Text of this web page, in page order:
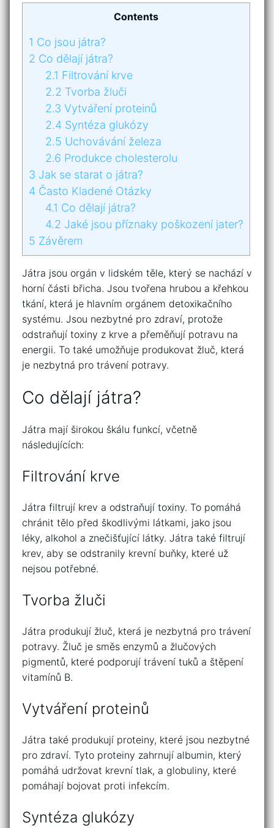
Contents
1 Co jsou játra?
2 Co dělají játra?
2.1 Filtrování krve
2.2 Tvorba žluči
2.3 Vytváření proteinů
2.4 Syntéza glukózy
2.5 Uchovávání železa
2.6 Produkce cholesterolu
3 Jak se starat o játra?
4 Často Kladené Otázky
4.1 Co dělají játra?
4.2 Jaké jsou příznaky poškození jater?
5 Závěrem
Játra jsou orgán v lidském těle, který se nachází v
horní části břicha. Jsou tvořena hrubou a křehkou
tkání, která je hlavním orgánem detoxikačního
systému. Jsou nezbytné pro zdraví, protože
odstraňují toxiny z krve a přeměňují potravu na
energii. To také umožňuje produkovat žluč, která
je nezbytná pro trávení potravy.
Co dělají játra?
Játra mají širokou škálu funkcí, včetně
následujících:
Filtrování krve
Játra filtrují krev a odstraňují toxiny. To pomáhá
chránit tělo před škodlivými látkami, jako jsou
léky, alkohol a znečišťující látky. Játra také filtrují
krev, aby se odstranily krevní buňky, které už
nejsou potřebné.
Tvorba žluči
Játra produkují žluč, která je nezbytná pro trávení
potravy. Žluč je směs enzymů a žlučových
pigmentů, které podporují trávení tuků a štěpení
vitamínů B.
Vytváření proteinů
Játra také produkují proteiny, které jsou nezbytné
pro zdraví. Tyto proteiny zahrnují albumin, který
pomáhá udržovat krevní tlak, a globuliny, které
pomáhají bojovat proti infekcím.
Syntéza glukózy